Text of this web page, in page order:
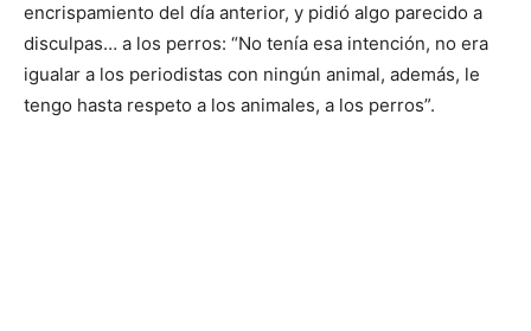
encrispamiento del día anterior, y pidió algo parecido a
disculpas… a los perros: “No tenía esa intención, no era
igualar a los periodistas con ningún animal, además, le
tengo hasta respeto a los animales, a los perros”.